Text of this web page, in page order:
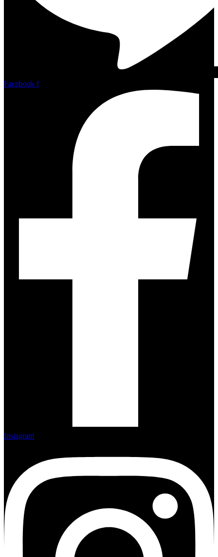
Facebook-f
Instagram